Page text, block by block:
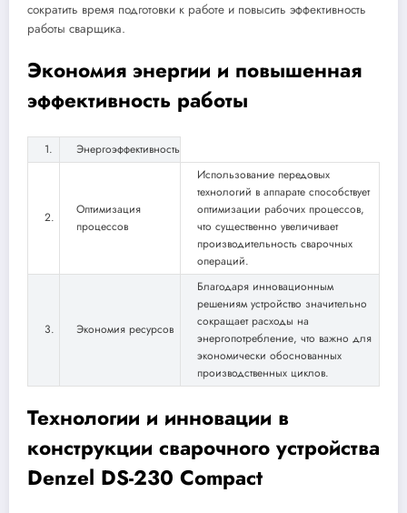
сократить время подготовки к работе и повысить эффективность
работы сварщика.
Экономия энергии и повышенная
эффективность работы
1. Энергоэффективность
2.
Оптимизация
процессов
Использование передовых
технологий в аппарате способствует
оптимизации рабочих процессов,
что существенно увеличивает
производительность сварочных
операций.
3. Экономия ресурсов
Благодаря инновационным
решениям устройство значительно
сокращает расходы на
энергопотребление, что важно для
экономически обоснованных
производственных циклов.
Технологии и инновации в
конструкции сварочного устройства
Denzel DS-230 Compact